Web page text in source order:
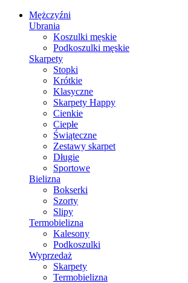
Mężczyźni
Ubrania
Koszulki męskie
Podkoszulki męskie
Skarpety
Stopki
Krótkie
Klasyczne
Skarpety Happy
Cienkie
Ciepłe
Świąteczne
Zestawy skarpet
Długie
Sportowe
Bielizna
Bokserki
Szorty
Slipy
Termobielizna
Kalesony
Podkoszulki
Wyprzedaż
Skarpety
Termobielizna